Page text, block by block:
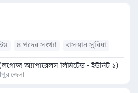
৪ পদের সংখ্যা বাসস্থান সুবিধা
(লগোজ অ্যাপারেলস লিমিটেড - ইউনিট ১)
জেলা